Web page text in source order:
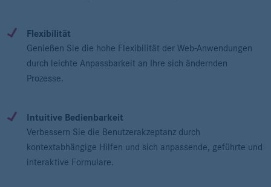
Flexibilität
Genießen Sie die hohe Flexibilität der Web-Anwendungen
durch leichte Anpassbarkeit an Ihre sich ändernden
Prozesse.
Intuitive Bedienbarkeit
Verbessern Sie die Benutzerakzeptanz durch
kontextabhängige Hilfen und sich anpassende, geführte und
interaktive Formulare.